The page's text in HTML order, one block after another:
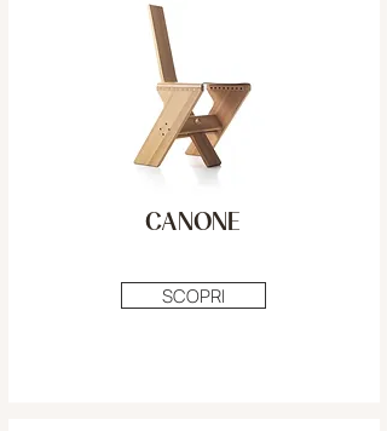
SCOPRI
CANONE